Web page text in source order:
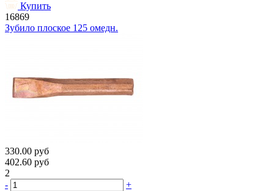
Купить
16869
Зубило плоское 125 омедн.
330.00 руб
402.60 руб
2
-
+